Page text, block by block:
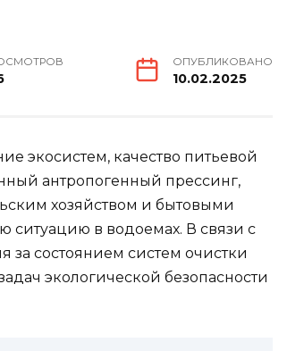
ОПУБЛИКОВАНО
10.02.2025
экосистем, качество питьевой
антропогенный прессинг,
хозяйством и бытовыми
ситуацию в водоемах. В связи с
за состоянием систем очистки
экологической безопасности